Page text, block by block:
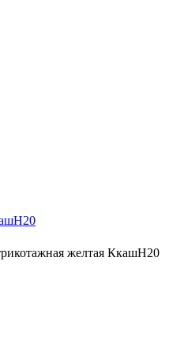
желтая КкашН20